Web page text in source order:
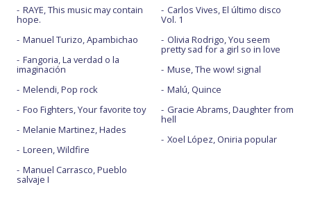
RAYE, This music may contain
hope.
Manuel Turizo, Apambichao
Fangoria, La verdad o la
imaginación
Melendi, Pop rock
Foo Fighters, Your favorite toy
Melanie Martinez, Hades
Loreen, Wildfire
Manuel Carrasco, Pueblo
salvaje I
Carlos Vives, El último disco
Vol. 1
Olivia Rodrigo, You seem
pretty sad for a girl so in love
Muse, The wow! signal
Malú, Quince
Gracie Abrams, Daughter from
hell
Xoel López, Oniria popular